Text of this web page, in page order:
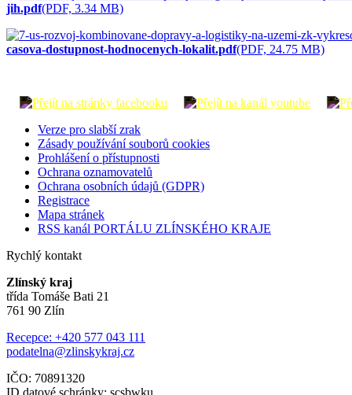
jih.pdf(PDF, 3.34 MB)
casova-dostupnost-hodnocenych-lokalit.pdf(PDF, 24.75 MB)
Verze pro slabší zrak
Zásady používání souborů cookies
Prohlášení o přístupnosti
Ochrana oznamovatelů
Ochrana osobních údajů (GDPR)
Registrace
Mapa stránek
RSS kanál PORTÁLU ZLÍNSKÉHO KRAJE
Rychlý kontakt
Zlínský kraj
třída Tomáše Bati 21
761 90 Zlín
Recepce: +420 577 043 111
podatelna@zlinskykraj.cz
IČO: 70891320
ID datové schránky: scsbwku